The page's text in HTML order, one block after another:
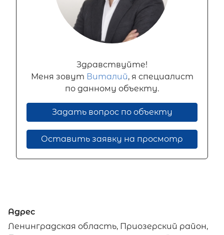
Здравствуйте!
Меня зовут Виталий, я специалист
по данному объекту.
Задать вопрос по объекту
Оставить заявку на просмотр
Адрес
Ленинградская область, Приозерский район,